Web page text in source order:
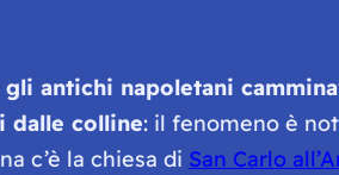
gli antichi napoletani
dalle colline: il fenomeno è
c’è la chiesa di San Carlo